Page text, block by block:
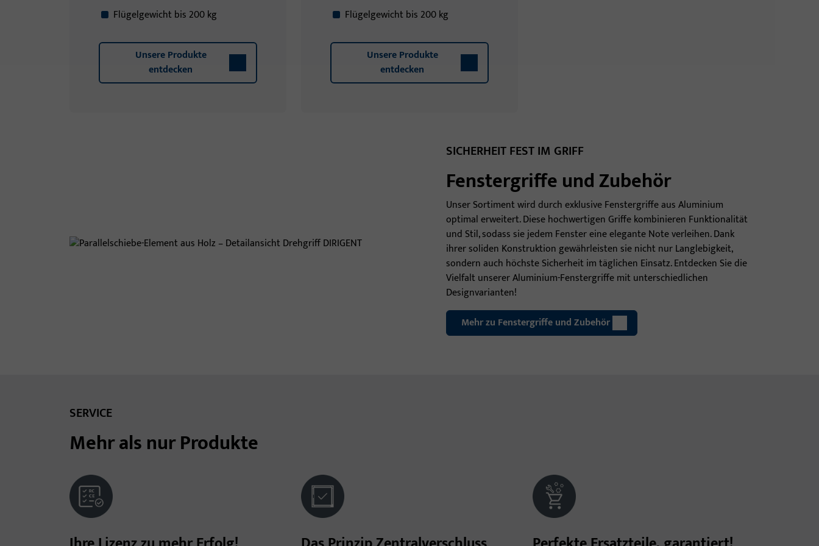
Flügelgewicht bis 200 kg
Unsere Produkte
entdecken
Flügelgewicht bis 200 kg
Unsere Produkte
entdecken
SICHERHEIT FEST IM GRIFF
Fenstergriffe und Zubehör
Unser Sortiment wird durch exklusive Fenstergriffe aus Aluminium
optimal erweitert. Diese hochwertigen Griffe kombinieren Funktionalität
und Stil, sodass sie jedem Fenster eine elegante Note verleihen. Dank
ihrer soliden Konstruktion gewährleisten sie nicht nur Langlebigkeit,
sondern auch höchste Sicherheit im täglichen Einsatz. Entdecken Sie die
Vielfalt unserer Aluminium-Fenstergriffe mit unterschiedlichen
Designvarianten!
Mehr zu Fenstergriffe und Zubehör
SERVICE
Mehr als nur Produkte